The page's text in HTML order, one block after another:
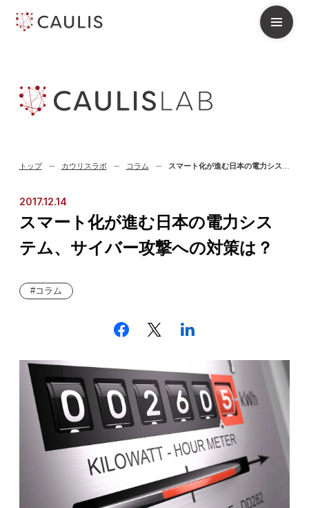
トップ カウリスラボ コラム
2017.12.14
スマート化が進む日本の電力シス
テム、サイバー攻撃への対策は？
コラム